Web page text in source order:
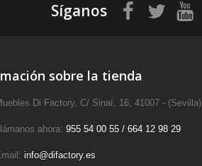
Síganos
sobre la tienda
Di Factory, C/ Sinaí, 16, 41007 - (Sevilla)
ahora: 955 54 00 55 / 664 12 98 29
info@difactory.es